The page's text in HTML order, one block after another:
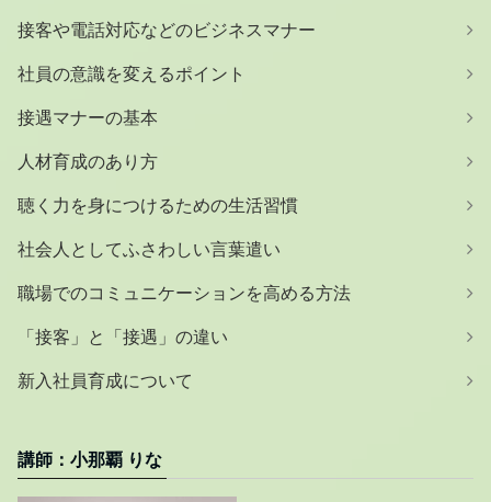
接客や電話対応などのビジネスマナー
社員の意識を変えるポイント
接遇マナーの基本
人材育成のあり方
聴く力を身につけるための生活習慣
社会人としてふさわしい言葉遣い
職場でのコミュニケーションを高める方法
「接客」と「接遇」の違い
新入社員育成について
講師：小那覇 りな